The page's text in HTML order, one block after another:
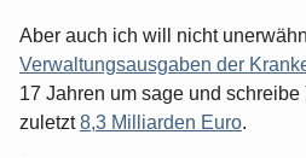
Aber auch ich will nicht
Verwaltungsausgaben der
17 Jahren um sage und
zuletzt8,3 Milliarden Euro.